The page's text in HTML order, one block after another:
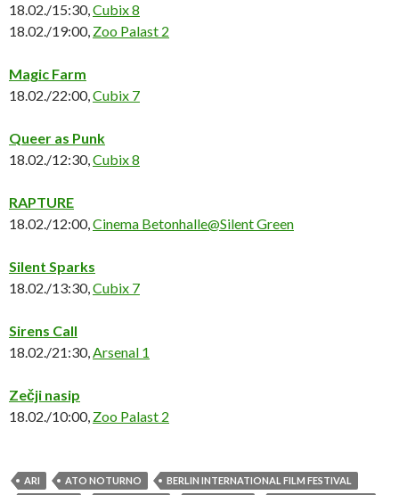
18.02./15:30,Cubix 8
18.02./19:00, Zoo Palast 2
Magic Farm
18.02./22:00,Cubix 7
Queer as Punk
18.02./12:30,Cubix 8
RAPTURE
18.02./12:00,Cinema Betonhalle@Silent Green
Silent Sparks
18.02./13:30,Cubix 7
Sirens Call
18.02./21:30,Arsenal 1
Zečji nasip
18.02./10:00, Zoo Palast 2
ARI ATO NOTURNO
BERLIN INTERNATIONAL FILM FESTIVAL